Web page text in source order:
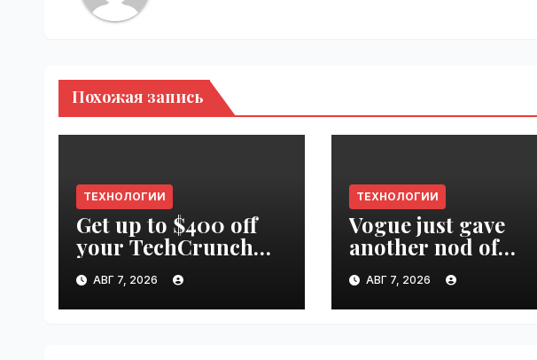
Похожая запись
ТЕХНОЛОГИИ
Get up to $400 off
your TechCrunch
Disrupt 2026 pass
until tomorrow |
VseTime.ru
АВГ 7, 2026
ТЕХНОЛОГИИ
Vogue just gave
another nod of
approval to the tech
world | VseTime.ru
АВГ 7, 2026